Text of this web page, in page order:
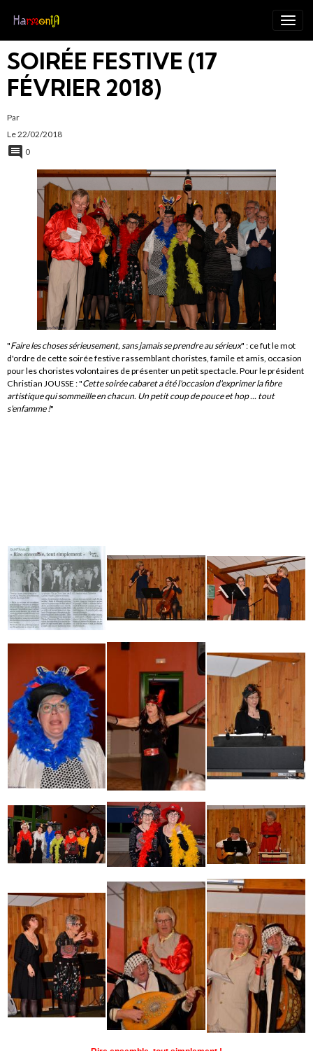
SOIRÉE FESTIVE (17
FÉVRIER 2018)
Par
Le 22/02/2018
0
"Faire les choses sérieusement, sans jamais se prendre au sérieux" : ce fut le mot
d'ordre de cette soirée festive rassemblant choristes, famile et amis, occasion
pour les choristes volontaires de présenter un petit spectacle. Pour le président
Christian JOUSSE : "Cette soirée cabaret a été l'occasion d'exprimer la fibre
artistique qui sommeille en chacun. Un petit coup de pouce et hop ... tout
s'enfamme !"